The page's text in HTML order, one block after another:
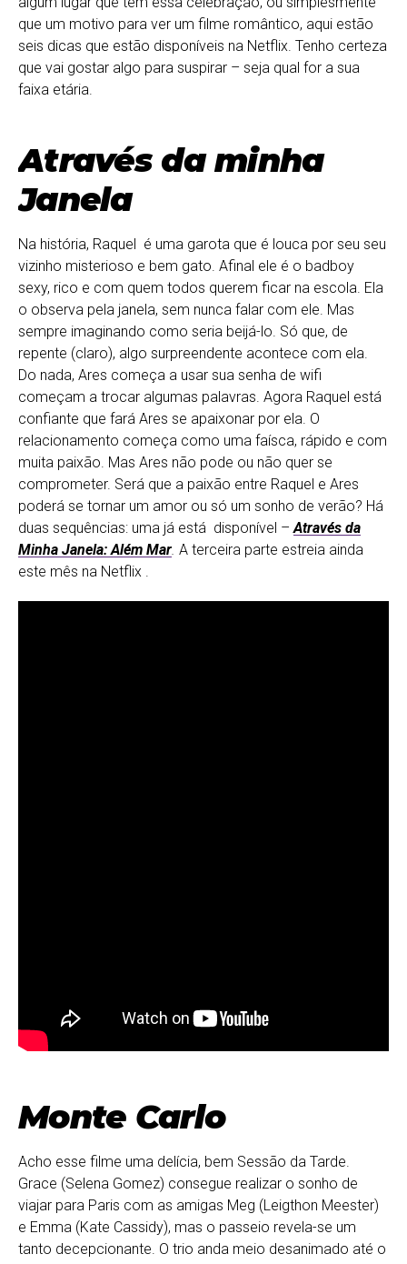
que um motivo para ver um filme romântico, aqui estão
seis dicas que estão disponíveis na Netflix. Tenho certeza
que vai gostar algo para suspirar – seja qual for a sua
faixa etária.
Através da minha
Janela
Na história, Raquel é uma garota que é louca por seu seu
vizinho misterioso e bem gato. Afinal ele é o badboy
sexy, rico e com quem todos querem ficar na escola. Ela
o observa pela janela, sem nunca falar com ele. Mas
sempre imaginando como seria beijá-lo. Só que, de
repente (claro), algo surpreendente acontece com ela.
Do nada, Ares começa a usar sua senha de wifi
começam a trocar algumas palavras. Agora Raquel está
confiante que fará Ares se apaixonar por ela. O
relacionamento começa como uma faísca, rápido e com
muita paixão. Mas Ares não pode ou não quer se
comprometer. Será que a paixão entre Raquel e Ares
poderá se tornar um amor ou só um sonho de verão? Há
duas sequências: uma já está disponível – Através da
Minha Janela: Além Mar A terceira parte estreia ainda
este mês na Netflix .
Monte Carlo
Acho esse filme uma delícia, bem Sessão da Tarde.
Grace (Selena Gomez) consegue realizar o sonho de
viajar para Paris com as amigas Meg (Leigthon Meester)
e Emma (Kate Cassidy), mas o passeio revela-se um
tanto decepcionante. O trio anda meio desanimado até o